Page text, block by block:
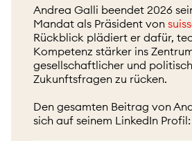
Andrea Galli beendet 2026
Mandat als Präsident von
Rückblick plädiert er dafür,
Kompetenz stärker ins
gesellschaftlicher und
Zukunftsfragen zu rücken.
Den gesamten Beitrag von
sich auf seinem LinkedIn Profil: